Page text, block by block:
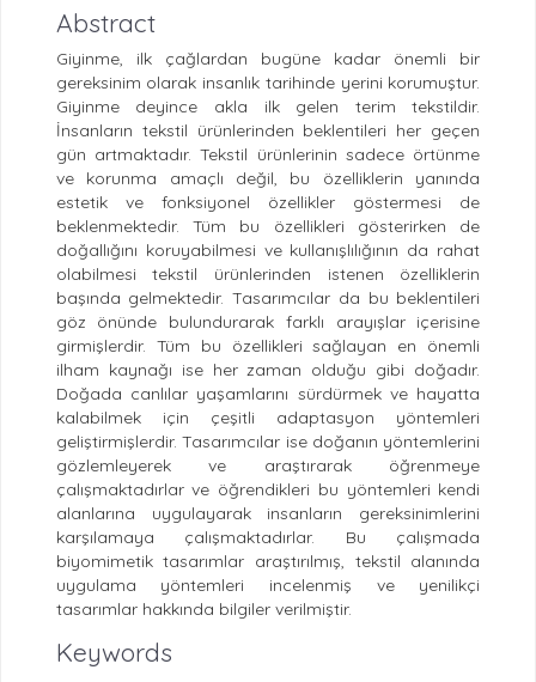
Abstract
Giyinme, ilk çağlardan bugüne kadar önemli bir
gereksinim olarak insanlık tarihinde yerini korumuştur.
Giyinme deyince akla ilk gelen terim tekstildir.
İnsanların tekstil ürünlerinden beklentileri her geçen
gün artmaktadır. Tekstil ürünlerinin sadece örtünme
ve korunma amaçlı değil, bu özelliklerin yanında
estetik ve fonksiyonel özellikler göstermesi de
beklenmektedir. Tüm bu özellikleri gösterirken de
doğallığını koruyabilmesi ve kullanışlılığının da rahat
olabilmesi tekstil ürünlerinden istenen özelliklerin
başında gelmektedir. Tasarımcılar da bu beklentileri
göz önünde bulundurarak farklı arayışlar içerisine
girmişlerdir. Tüm bu özellikleri sağlayan en önemli
ilham kaynağı ise her zaman olduğu gibi doğadır.
Doğada canlılar yaşamlarını sürdürmek ve hayatta
kalabilmek için çeşitli adaptasyon yöntemleri
geliştirmişlerdir. Tasarımcılar ise doğanın yöntemlerini
gözlemleyerek ve araştırarak öğrenmeye
çalışmaktadırlar ve öğrendikleri bu yöntemleri kendi
alanlarına uygulayarak insanların gereksinimlerini
karşılamaya çalışmaktadırlar. Bu çalışmada
biyomimetik tasarımlar araştırılmış, tekstil alanında
uygulama yöntemleri incelenmiş ve yenilikçi
tasarımlar hakkında bilgiler verilmiştir.
Keywords